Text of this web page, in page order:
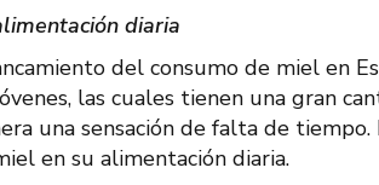
diaria
del consumo de miel en
las cuales tienen una gran
una sensación de falta de
en su alimentación diaria.